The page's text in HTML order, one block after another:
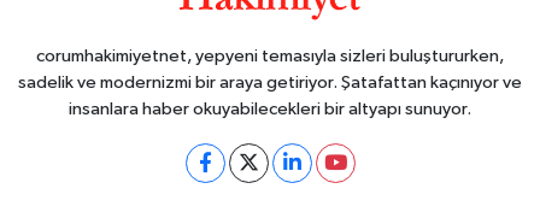
corumhakimiyetnet, yepyeni temasıyla sizleri buluştururken,
sadelik ve modernizmi bir araya getiriyor. Şatafattan kaçınıyor ve
insanlara haber okuyabilecekleri bir altyapı sunuyor.